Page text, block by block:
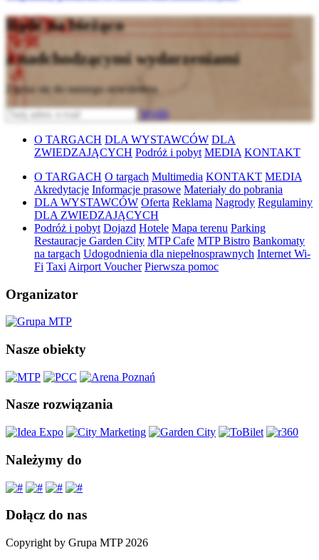
Bądź na bieżąco
z nadchodzącymi wydarzeniami
Zapisz się do naszego newslettera
Wyślij
O TARGACH DLA WYSTAWCÓW DLA
ZWIEDZAJĄCYCH Podróż i pobyt MEDIA KONTAKT
O TARGACH O targach Multimedia KONTAKT MEDIA
Akredytacje Informacje prasowe Materiały do pobrania
DLA WYSTAWCÓW Oferta Reklama Nagrody Regulaminy
DLA ZWIEDZAJĄCYCH
Podróż i pobyt Dojazd Hotele Mapa terenu Parking
Restauracje Garden City MTP Cafe MTP Bistro Bankomaty
na targach Udogodnienia dla niepełnosprawnych Internet Wi-
Fi Taxi Airport Voucher Pierwsza pomoc
Organizator
Nasze obiekty
Nasze rozwiązania
Należymy do
Dołącz do nas
Copyright by Grupa MTP 2026